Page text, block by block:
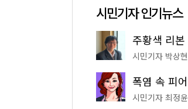
시민기자 인기뉴스
시민기자 박상현
시민기자 최정윤